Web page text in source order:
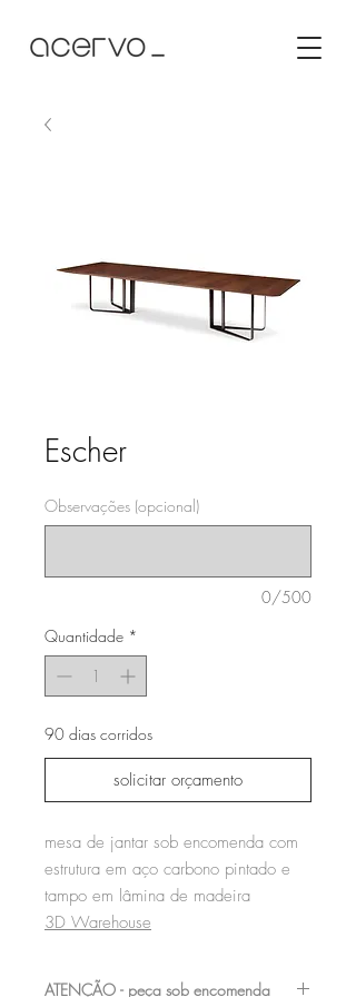
Escher
Observações (opcional)
0/500
Quantidade *
90 dias corridos
solicitar orçamento
mesa de jantar sob encomenda com
estrutura em aço carbono pintado e
tampo em lâmina de madeira
3D Warehouse
ATENÇÃO - peça sob encomenda